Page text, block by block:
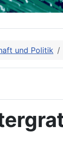
und Politik